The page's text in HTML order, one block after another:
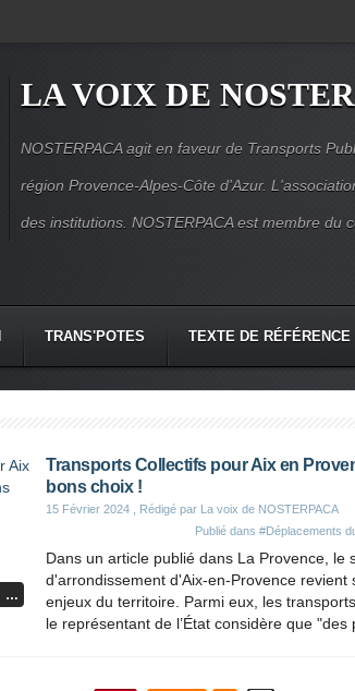
LA VOIX DE
NOSTERPACA agit en faveur de Transports
région Provence-Alpes-Côte d'Azur.
des institutions. NOSTERPACA est membre du
TRANS'POTES TEXTE DE RÉFÉRENCE
…
Transports Collectifs pour Aix en
bons choix !
15 Février 2024 , Rédigé par La voix de NOSTERPACA
Publié dans #Déplacements
Dans un article publié dans La Provence, le
d'arrondissement d'Aix-en-Provence revient
enjeux du territoire. Parmi eux, les
le représentant de l’État considère que "des